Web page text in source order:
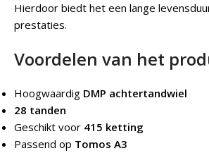
Hierdoor biedt het een lange
prestaties.
Voordelen van het
Hoogwaardig DMP achtertandwiel
28 tanden
Geschikt voor 415 ketting
Passend op Tomos A3